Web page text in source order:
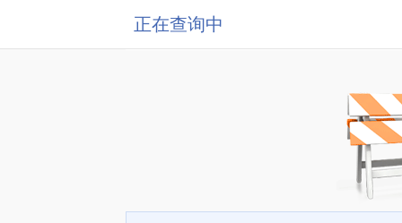
正在查询中